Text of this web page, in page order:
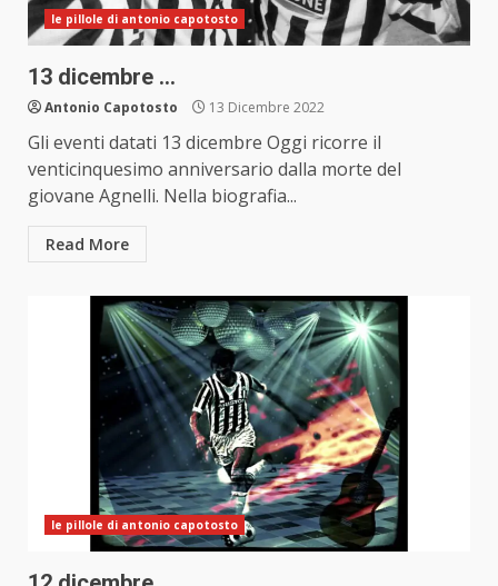
le pillole di antonio capotosto
13 dicembre …
Antonio Capotosto 13 Dicembre 2022
Gli eventi datati 13 dicembre Oggi ricorre il
venticinquesimo anniversario dalla morte del
giovane Agnelli. Nella biografia...
Read More
le pillole di antonio capotosto